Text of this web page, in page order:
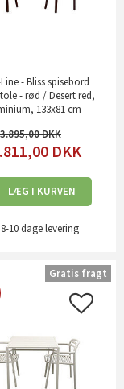
- Bliss spisebord
- rød / Desert red,
133x81 cm
DKK
LÆG I KURVEN
8-10 dagelevering
Gratis fragt